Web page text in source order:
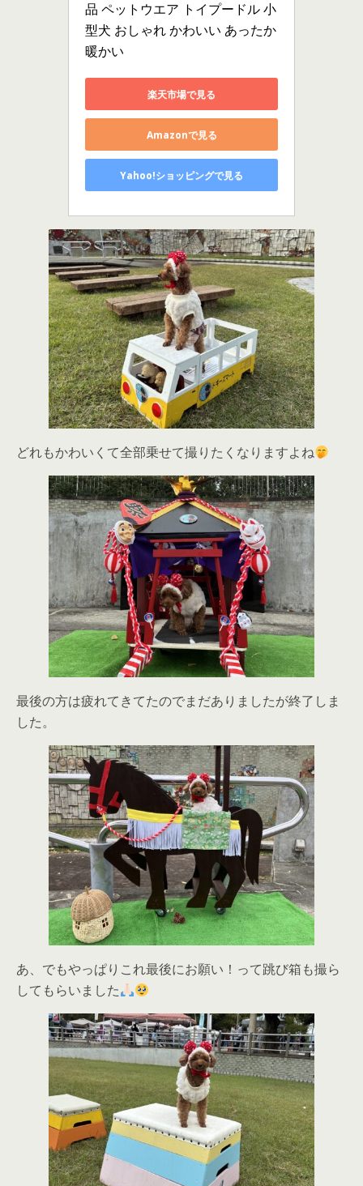
品 ペットウエア トイプードル 小
型犬 おしゃれ かわいい あったか
暖かい
楽天市場で見る
Amazonで見る
Yahoo!ショッピングで見る
どれもかわいくて全部乗せて撮りたくなりますよね
最後の方は疲れてきてたのでまだありましたが終了しま
した。
あ、でもやっぱりこれ最後にお願い！って跳び箱も撮ら
してもらいました